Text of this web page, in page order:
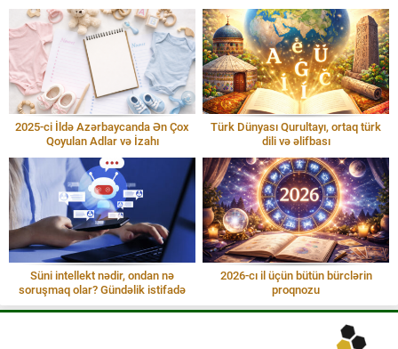
2025-ci İldə Azərbaycanda Ən Çox
Qoyulan Adlar və İzahı
Türk Dünyası Qurultayı, ortaq türk
dili və əlifbası
Süni intellekt nədir, ondan nə
soruşmaq olar? Gündəlik istifadə
2026-cı il üçün bütün bürclərin
proqnozu